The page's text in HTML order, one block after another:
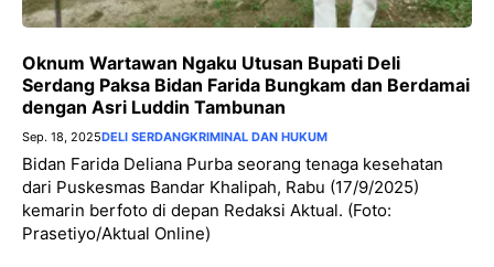
Oknum Wartawan Ngaku Utusan Bupati Deli
Serdang Paksa Bidan Farida Bungkam dan Berdamai
dengan Asri Luddin Tambunan
Sep. 18, 2025DELI SERDANGKRIMINAL DAN HUKUM
Bidan Farida Deliana Purba seorang tenaga kesehatan
dari Puskesmas Bandar Khalipah, Rabu (17/9/2025)
kemarin berfoto di depan Redaksi Aktual. (Foto:
Prasetiyo/Aktual Online) ‎ ‎ ‎